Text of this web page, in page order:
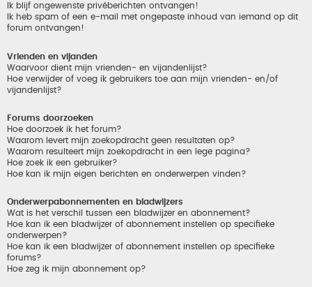
Ik blijf ongewenste privéberichten ontvangen!
Ik heb spam of een e-mail met ongepaste inhoud van iemand op dit
forum ontvangen!
Vrienden en vijanden
Waarvoor dient mijn vrienden- en vijandenlijst?
Hoe verwijder of voeg ik gebruikers toe aan mijn vrienden- en/of
vijandenlijst?
Forums doorzoeken
Hoe doorzoek ik het forum?
Waarom levert mijn zoekopdracht geen resultaten op?
Waarom resulteert mijn zoekopdracht in een lege pagina?
Hoe zoek ik een gebruiker?
Hoe kan ik mijn eigen berichten en onderwerpen vinden?
Onderwerpabonnementen en bladwijzers
Wat is het verschil tussen een bladwijzer en abonnement?
Hoe kan ik een bladwijzer of abonnement instellen op specifieke
onderwerpen?
Hoe kan ik een bladwijzer of abonnement instellen op specifieke
forums?
Hoe zeg ik mijn abonnement op?